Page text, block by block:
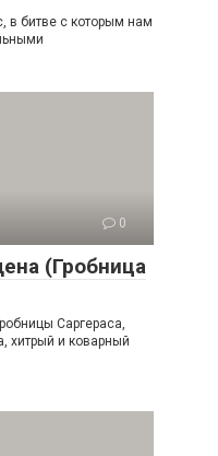
в битве с которым нам
0
(Гробница
Саргераса,
хитрый и коварный